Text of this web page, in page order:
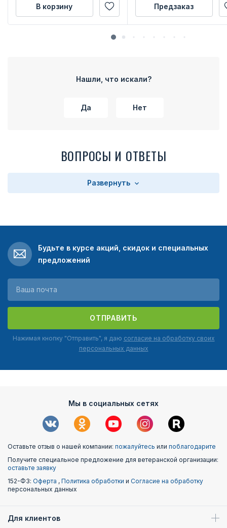
В корзину Предзаказ
Нашли, что искали?
Да Нет
ВОПРОСЫ И ОТВЕТЫ
Развернуть
Будьте в курсе акций, скидок и специальных
предложений
ОТПРАВИТЬ
Нажимая кнопку "Отправить", я даю согласие на обработку своих
персональных данных
Мы в социальных сетях
Оставьте отзыв о нашей компании: пожалуйтесь или поблагодарите
Получите специальное предложение для ветеранской организации:
оставьте заявку
152-ФЗ: Оферта , Политика обработки и Согласие на обработку
персональных данных
Для клиентов